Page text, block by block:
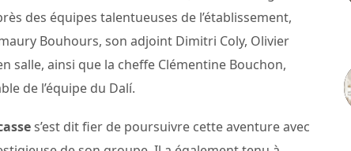
des équipes talentueuses de l’établissement,
Bouhours, son adjoint Dimitri Coly, Olivier
salle, ainsi que la cheffe Clémentine Bouchon,
de l’équipe du Dalí.
s’est dit fier de poursuivre cette aventure avec